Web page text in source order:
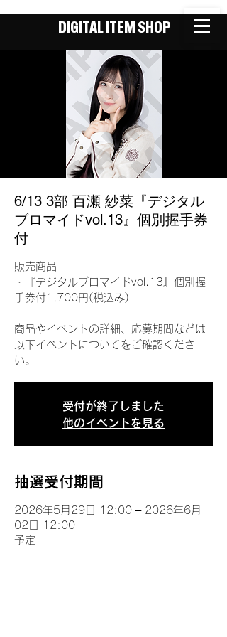
DIGITAL ITEM SHOP
6/13 3部 百瀬 紗菜『デジタル
ブロマイドvol.13』個別握手券
付
販売商品
・『デジタルブロマイドvol.13』個別握
手券付1,700円(税込み)
商品やイベントの詳細、応募期間などは
以下イベントについてをご確認くださ
い。
受付が終了しました
他のイベントを見る
抽選受付期間
2026年5月29日 12:00 – 2026年6月
02日 12:00
予定